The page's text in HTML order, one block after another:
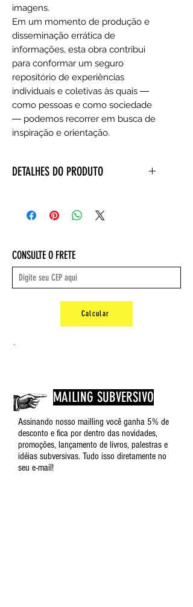
imagens.
Em um momento de produção e
disseminação errática de
informações, esta obra contribui
para conformar um seguro
repositório de experiências
individuais e coletivas às quais ―
como pessoas e como sociedade
― podemos recorrer em busca de
inspiração e orientação.
DETALHES DO PRODUTO
1ª edição (29 março 2021)
Idioma ‏ : ‎ Português
ISBN-13 ‏ : ‎ 978-8535934007
Dimensões ‏ : ‎ 23.11 x 15.49 x 4.32
cm
CONSULTE O FRETE
Calcular
.
MAILING SUBVERSIVO
Assinando nosso mailling você ganha 5% de
desconto e fica por dentro das novidades,
promoções, lançamento de livros, palestras e
idéias subversivas. Tudo isso diretamente no
seu e-mail!